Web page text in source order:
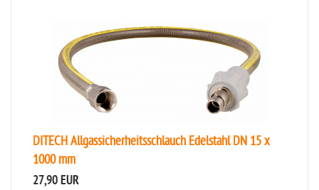
DITECH Allgassicherheitsschlauch Edelstahl DN 15 x
1000 mm
27,90 EUR